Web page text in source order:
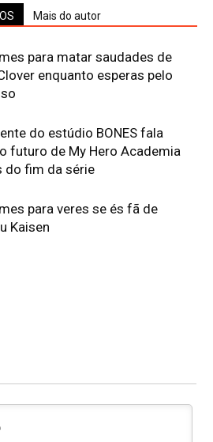
Mais do autor
para matar saudades de
enquanto esperas pelo
do estúdio BONES fala
futuro de My Hero Academia
do fim da série
para veres se és fã de
Kaisen